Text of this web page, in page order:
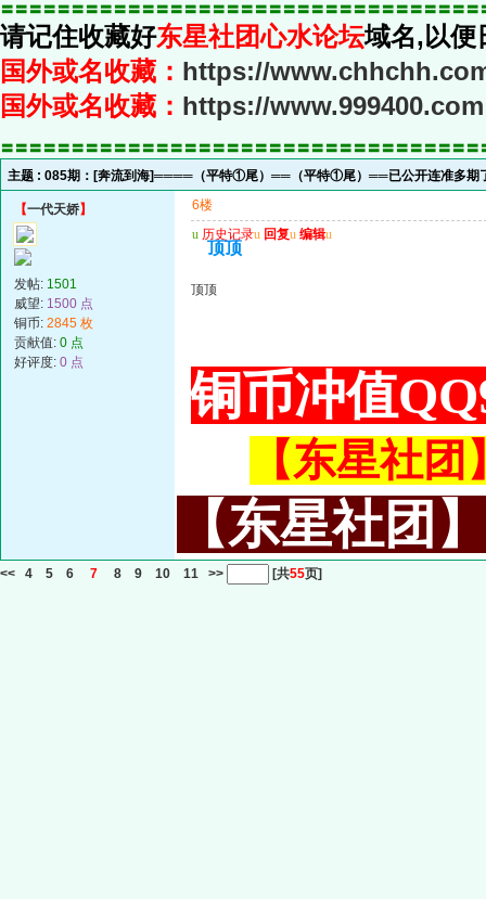
〓〓〓〓〓〓〓〓〓〓〓〓〓〓〓〓〓〓〓〓〓〓〓〓〓〓〓〓〓〓〓〓〓〓
请记住收藏好东星社团心水论坛域名,以便
国外或名收藏： https://
国外或名收藏： https://www.999400.com
〓〓〓〓〓〓〓〓〓〓〓〓〓〓〓〓〓〓〓〓〓〓〓〓〓〓〓〓〓〓〓〓〓〓
主题 : 085期：[奔流到海]════（平特①尾）══（平特①尾）══已公开连准多期
【一代天娇】
发帖: 1501
威望: 1500 点
铜币: 2845 枚
贡献值: 0 点
好评度: 0 点
6楼
u 历史记录u 回复u 编辑u
顶顶
顶顶
铜币冲值
【东星社
【东星社团
<< 4 5 6 7 8 9 10 11 >> [共55页]